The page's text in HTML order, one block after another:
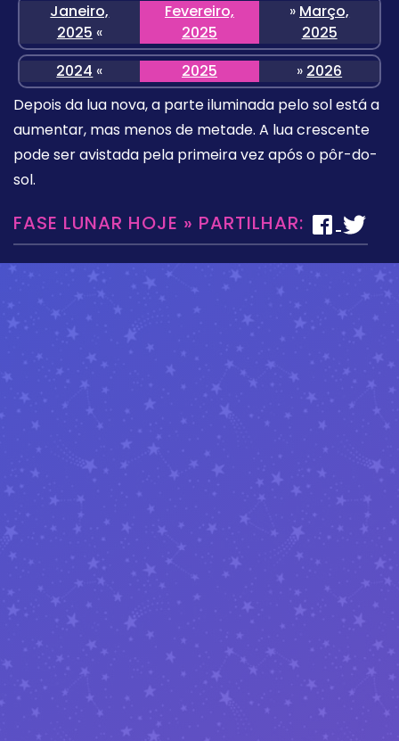
Janeiro,
2025 «
Fevereiro,
2025
» Março,
2025
2024 « 2025 » 2026
Depois da lua nova, a parte iluminada pelo sol está a
aumentar, mas menos de metade. A lua crescente
pode ser avistada pela primeira vez após o pôr-do-
sol.
FASE LUNAR HOJE » PARTILHAR: